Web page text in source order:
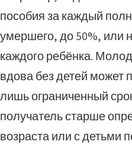
пособия за каждый
умершего, до 50%, или
каждого ребёнка.
вдова без детей может
лишь ограниченный
получатель старше
возраста или с детьми